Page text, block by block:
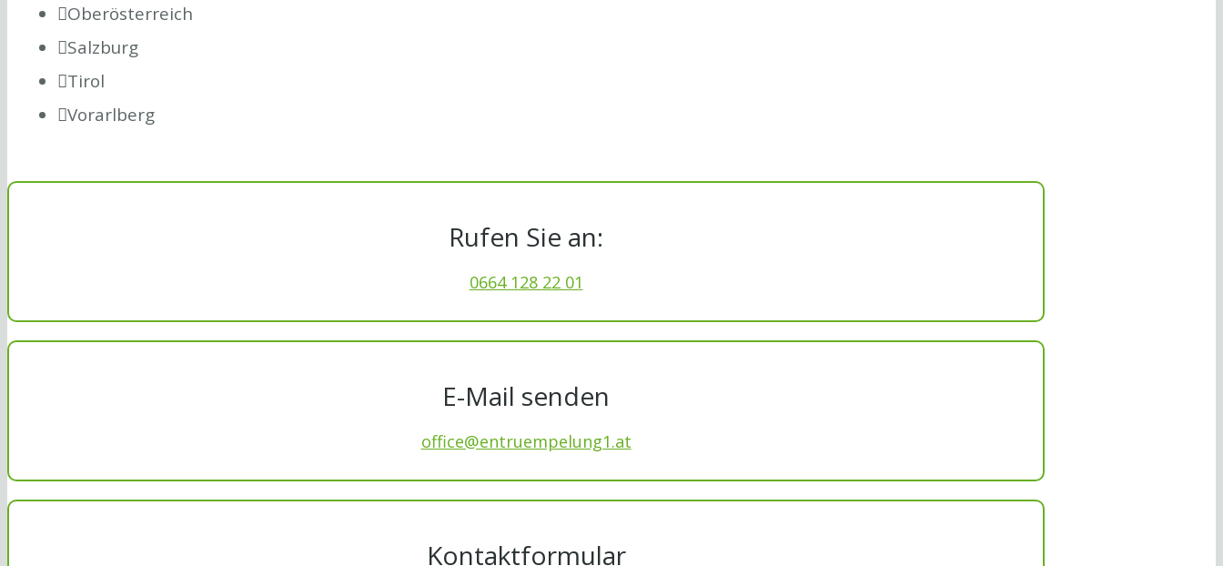
Oberösterreich
Salzburg
Tirol
Vorarlberg
Rufen Sie an:
0664 128 22 01
E-Mail senden
office@entruempelung1.at
Kontaktformular